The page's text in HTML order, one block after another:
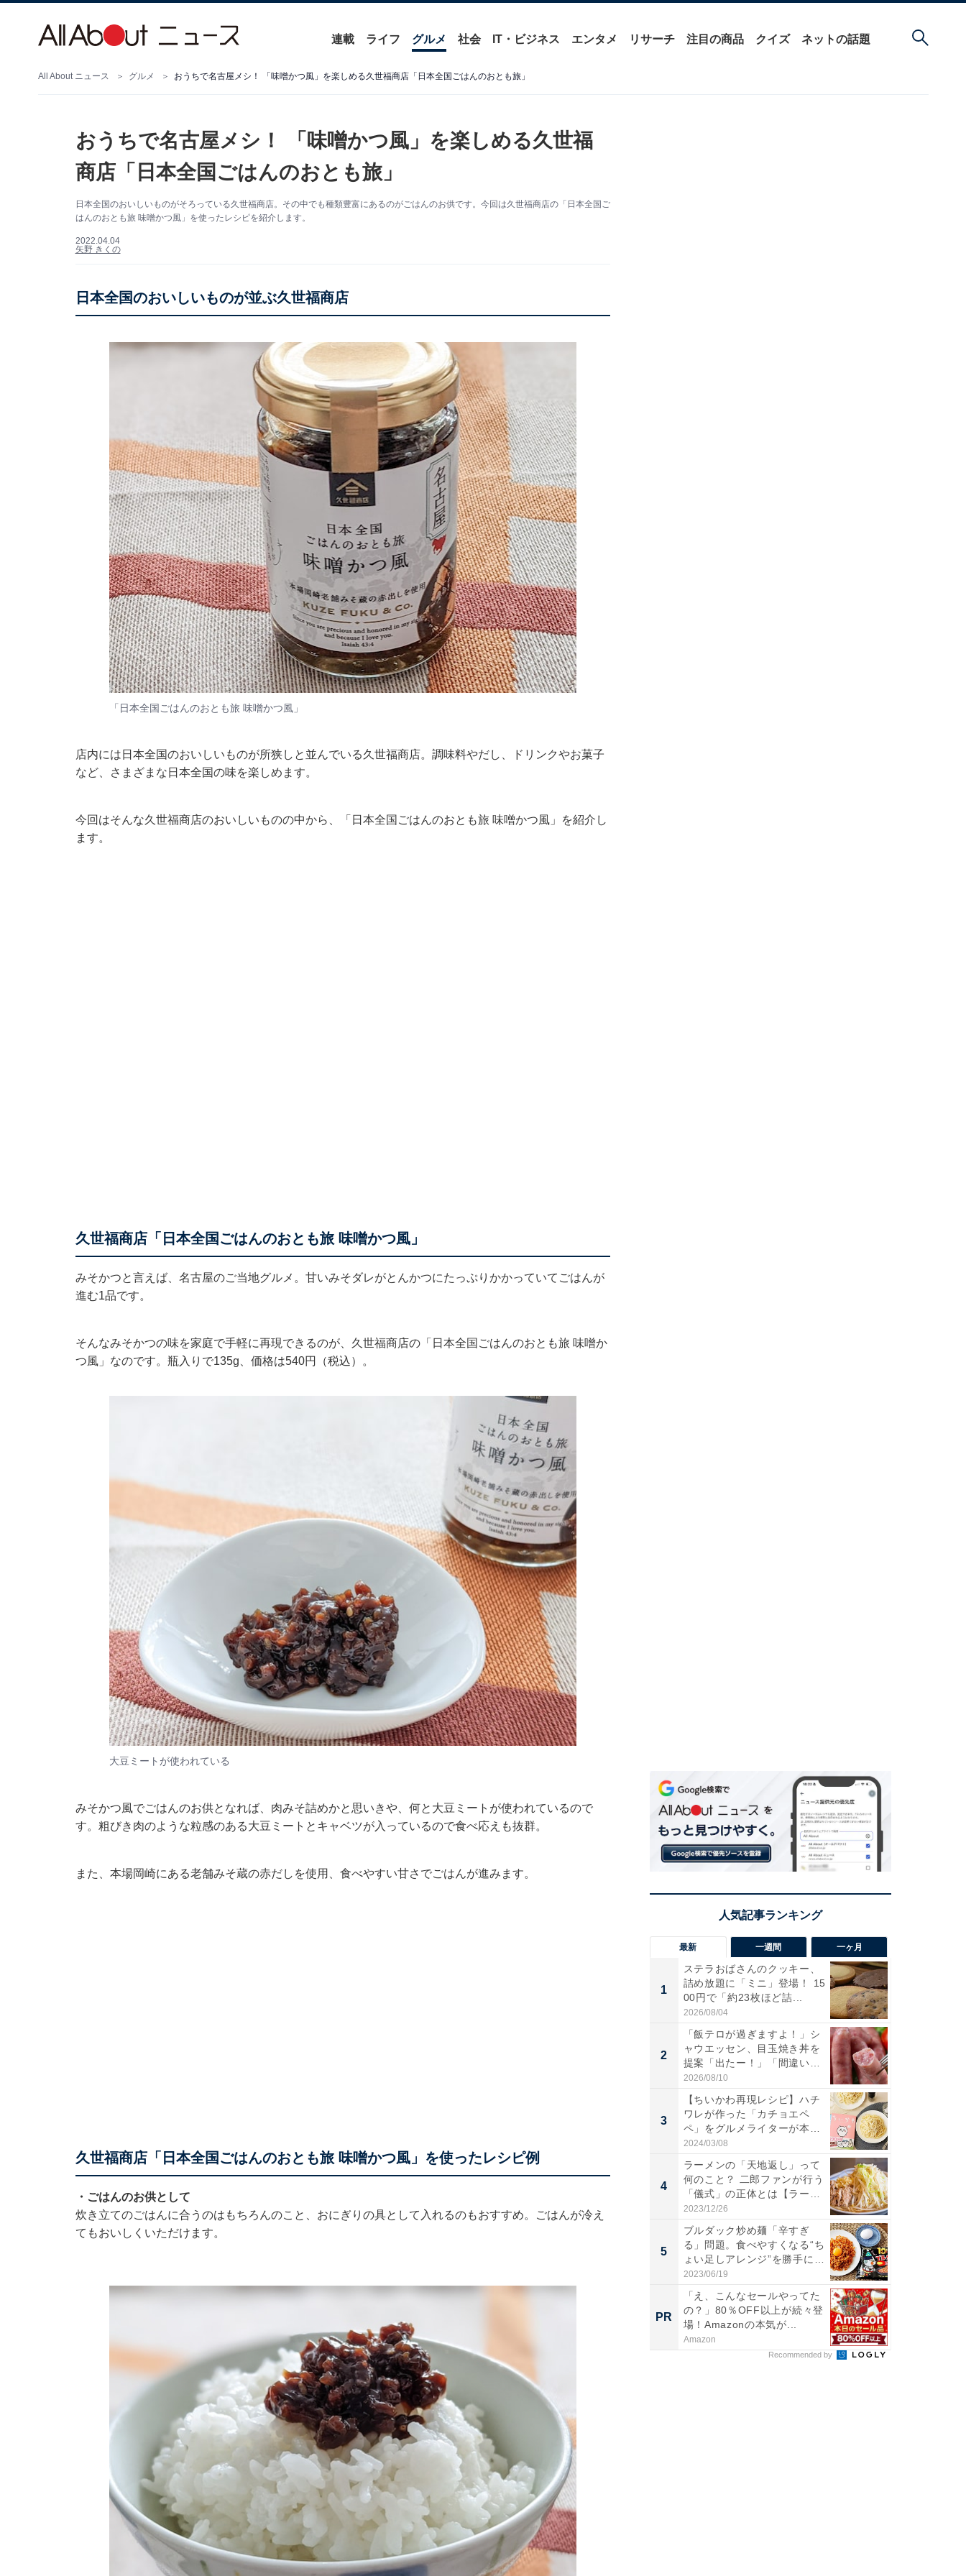
連載 ライフ グルメ 社会 IT・ビジネス エンタメ リサーチ 注目の商品 クイズ ネットの話題
All About ニュース グルメ おうちで名古屋メシ！ 「味噌かつ風」を楽しめる久世福商店「日本全国ごはんのおとも旅」
おうちで名古屋メシ！ 「味噌かつ風」を楽しめる久世福
商店「日本全国ごはんのおとも旅」
日本全国のおいしいものがそろっている久世福商店。その中でも種類豊富にあるのがごはんのお供です。今回は久世福商店の「日本全国ご
はんのおとも旅 味噌かつ風」を使ったレシピを紹介します。
2022.04.04
矢野 きくの
日本全国のおいしいものが並ぶ久世福商店
「日本全国ごはんのおとも旅 味噌かつ風」
店内には日本全国のおいしいものが所狭しと並んでいる久世福商店。調味料やだし、ドリンクやお菓子
など、さまざまな日本全国の味を楽しめます。
今回はそんな久世福商店のおいしいものの中から、「日本全国ごはんのおとも旅 味噌かつ風」を紹介し
ます。
久世福商店「日本全国ごはんのおとも旅 味噌かつ風」
みそかつと言えば、名古屋のご当地グルメ。甘いみそダレがとんかつにたっぷりかかっていてごはんが
進む1品です。
そんなみそかつの味を家庭で手軽に再現できるのが、久世福商店の「日本全国ごはんのおとも旅 味噌か
つ風」なのです。瓶入りで135g、価格は540円（税込）。
大豆ミートが使われている
みそかつ風でごはんのお供となれば、肉みそ詰めかと思いきや、何と大豆ミートが使われているので
す。粗びき肉のような粒感のある大豆ミートとキャベツが入っているので食べ応えも抜群。
また、本場岡崎にある老舗みそ蔵の赤だしを使用、食べやすい甘さでごはんが進みます。
久世福商店「日本全国ごはんのおとも旅 味噌かつ風」を使ったレシピ例
・ごはんのお供として
炊き立てのごはんに合うのはもちろんのこと、おにぎりの具として入れるのもおすすめ。ごはんが冷え
てもおいしくいただけます。
最新 一週間 一ヶ月
1
ステラおばさんのクッキー、
詰め放題に「ミニ」登場！ 15
00円で「約23枚ほど詰...
2026/08/04
2
「飯テロが過ぎますよ！」シ
ャウエッセン、目玉焼き丼を
提案「出たー！」「間違いな
い...
2026/08/10
3
【ちいかわ再現レシピ】ハチ
ワレが作った「カチョエペ
ペ」をグルメライターが本気
で再...
2024/03/08
4
ラーメンの「天地返し」って
何のこと？ 二郎ファンが行う
「儀式」の正体とは【ラー
メ...
2023/12/26
5
ブルダック炒め麺「辛すぎ
る」問題。食べやすくなる“ち
ょい足しアレンジ”を勝手に
ラ...
2023/06/19
PR
「え、こんなセールやってた
の？」80％OFF以上が続々登
場！Amazonの本気が...
Amazon
Recommended by